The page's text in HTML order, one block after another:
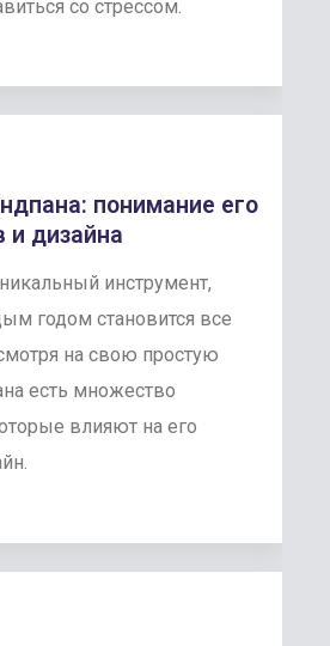
со стрессом.
понимание его
и дизайна
инструмент,
годом становится все
на свою простую
есть множество
влияют на его